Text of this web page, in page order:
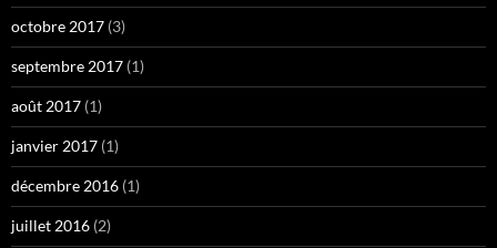
octobre 2017 (3)
septembre 2017 (1)
août 2017 (1)
janvier 2017 (1)
décembre 2016 (1)
juillet 2016 (2)